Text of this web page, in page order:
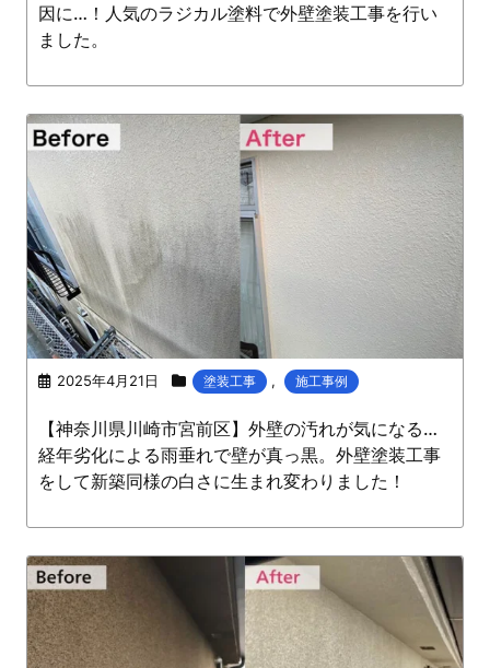
因に…！人気のラジカル塗料で外壁塗装工事を行い
ました。
2025年4月21日 塗装工事 , 施工事例
【神奈川県川崎市宮前区】外壁の汚れが気になる…
経年劣化による雨垂れで壁が真っ黒。外壁塗装工事
をして新築同様の白さに生まれ変わりました！